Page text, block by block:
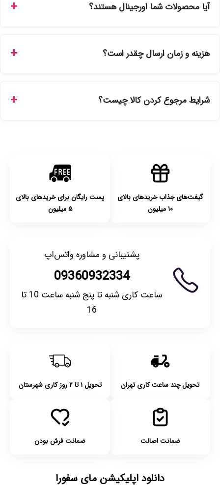
سفارشات در سایت، وضعیت لحظه‌ای مرسوله را مشاهده کنید.
آیا محصولات شما اورجینال هستند؟
نمایندگی‌های معتبر تهیه شده و دارای بچ‌کد قابل استعلام هستند.
هزینه و زمان ارسال چقدر است؟
انتخاب کنید و برای شهرستان‌ها بین یک الی ۳ روز کاری از طریق
شرایط مرجوع کردن کالا چیست؟
گیفت‌های جذاب خریدهای بالای
۱۰ میلیون
پست رایگان برای خریدهای بالای
۵ میلیون
پشتیبانی و مشاوره واتس‌اپ
09360932334
ساعت کاری شنبه تا پنج شنبه ساعت 10 تا
16
تحویل چند ساعت کاری تهران تحویل ۱ تا ۲ روز کاری شهرستان
ضمانت اصالت ضمانت فرش بودن
دانلود اپلیکیشن مای سفورا